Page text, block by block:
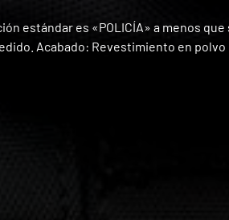
estándar es «POLICÍA» a menos
Acabado: Revestimiento en polvo